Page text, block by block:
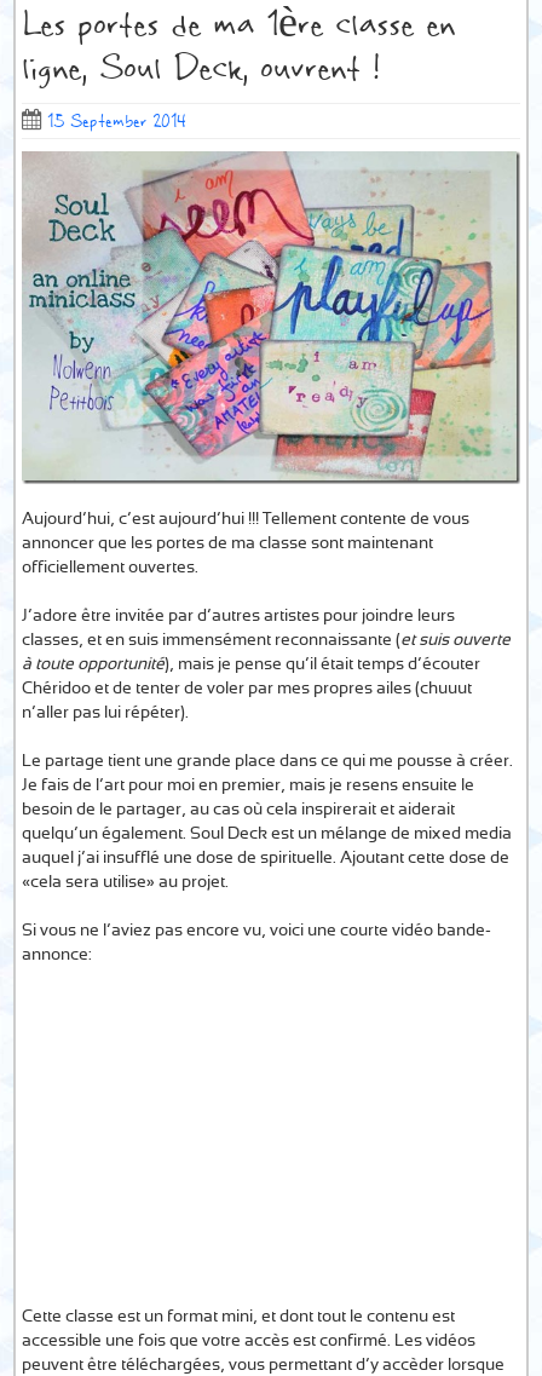
Les portes de ma 1ère classe en
ligne, Soul Deck, ouvrent !
15 September 2014
Aujourd’hui, c’est aujourd’hui !!! Tellement contente de vous
annoncer que les portes de ma classe sont maintenant
officiellement ouvertes.
J’adore être invitée par d’autres artistes pour joindre leurs
classes, et en suis immensément reconnaissante (et suis ouverte
à toute opportunité), mais je pense qu’il était temps d’écouter
Chéridoo et de tenter de voler par mes propres ailes (chuuut
n’aller pas lui répéter).
Le partage tient une grande place dans ce qui me pousse à créer.
Je fais de l’art pour moi en premier, mais je resens ensuite le
besoin de le partager, au cas où cela inspirerait et aiderait
quelqu’un également. Soul Deck est un mélange de mixed media
auquel j’ai insufflé une dose de spirituelle. Ajoutant cette dose de
«cela sera utilise» au projet.
Si vous ne l’aviez pas encore vu, voici une courte vidéo bande-
annonce:
Cette classe est un format mini, et dont tout le contenu est
accessible une fois que votre accès est confirmé. Les vidéos
peuvent être téléchargées, vous permettant d’y accèder lorsque